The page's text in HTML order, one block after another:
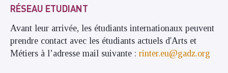
RÉSEAU ETUDIANT
Avant leur arrivée, les étudiants internationaux peuvent
prendre contact avec les étudiants actuels d'Arts et
Métiers à l’adresse mail suivante : rinter.eu@gadz.org